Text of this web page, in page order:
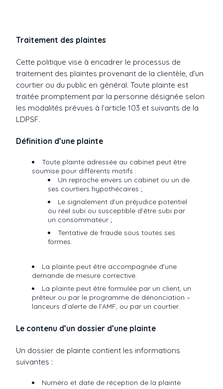
Traitement des plaintes
Cette politique vise à encadrer le processus de
traitement des plaintes provenant de la clientèle, d’un
courtier ou du public en général. Toute plainte est
traitée promptement par la personne désignée selon
les modalités prévues à l’article 103 et suivants de la
LDPSF.
Définition d’une plainte
Toute plainte adressée au cabinet peut être
soumise pour différents motifs :
Un reproche envers un cabinet ou un de
ses courtiers hypothécaires ;
Le signalement d’un préjudice potentiel
ou réel subi ou susceptible d’être subi par
un consommateur ;
Tentative de fraude sous toutes ses
formes.
La plainte peut être accompagnée d’une
demande de mesure corrective.
La plainte peut être formulée par un client, un
prêteur ou par le programme de dénonciation –
lanceurs d’alerte de l’AMF, ou par un courtier.
Le contenu d’un dossier d’une plainte
Un dossier de plainte contient les informations
suivantes :
Numéro et date de réception de la plainte